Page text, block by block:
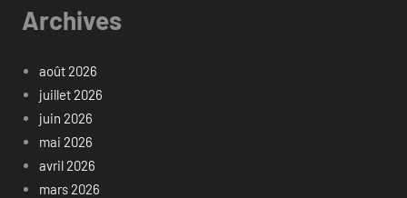
Archives
août 2026
juillet 2026
juin 2026
mai 2026
avril 2026
mars 2026